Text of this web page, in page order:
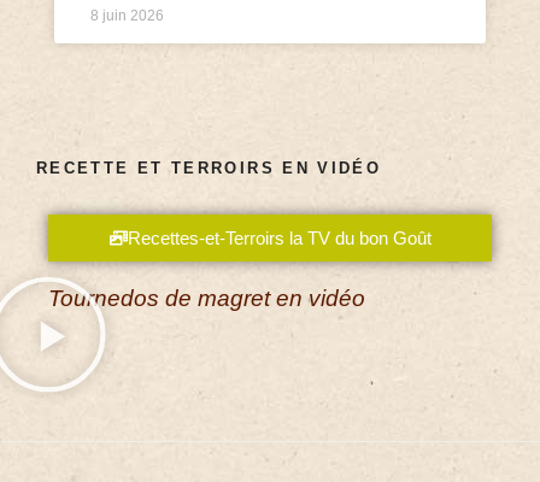
8 juin 2026
RECETTE ET TERROIRS EN VIDÉO
Recettes-et-Terroirs la TV du bon Goût
Tournedos de magret en vidéo